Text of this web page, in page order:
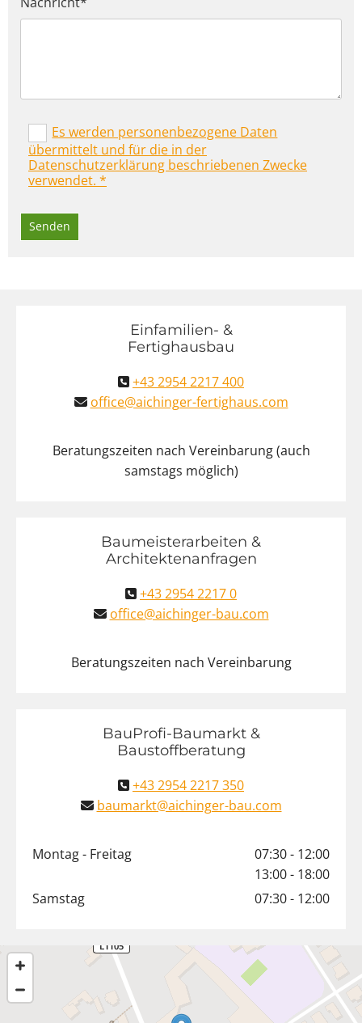
Es werden personenbezogene Daten
übermittelt und für die in der
Datenschutzerklärung beschriebenen Zwecke
verwendet. *
Einfamilien- &
Fertighausbau
 +43 2954 2217 400
 office@aichinger-fertighaus.com
Beratungszeiten nach Vereinbarung (auch
samstags möglich)
Baumeisterarbeiten &
Architektenanfragen
 +43 2954 2217 0
 office@aichinger-bau.com
Beratungszeiten nach Vereinbarung
BauProfi-Baumarkt &
Baustoffberatung
 +43 2954 2217 350
 baumarkt@aichinger-bau.com
Montag - Freitag
07:30 - 12:00
13:00 - 18:00
Samstag
07:30 - 12:00